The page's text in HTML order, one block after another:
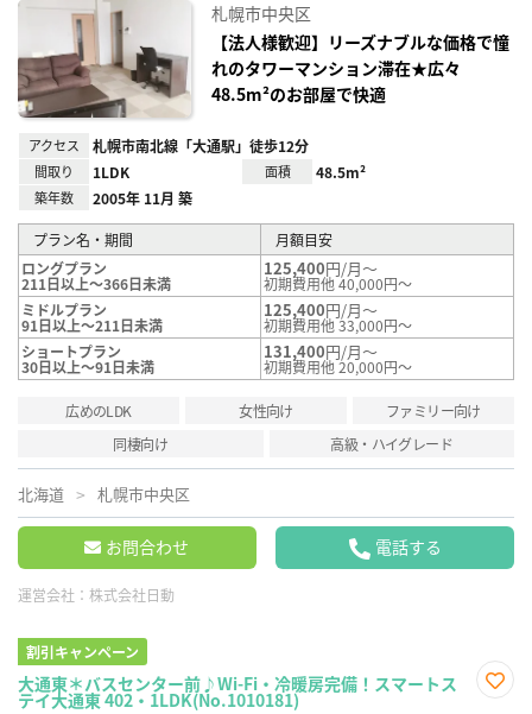
録
札幌市中央区
【法人様歓迎】リーズナブルな価格で憧
れのタワーマンション滞在★広々
48.5m²のお部屋で快適
アクセス 札幌市南北線「大通駅」徒歩12分
間取り 1LDK 面積 48.5m²
築年数 2005年 11月 築
プラン名・期間
月額目安
ロングプラン
211日以上～366日未満
125,400円/月～
初期費用他 40,000円～
ミドルプラン
91日以上～211日未満
125,400円/月～
初期費用他 33,000円～
ショートプラン
30日以上～91日未満
131,400円/月～
初期費用他 20,000円～
広めのLDK 女性向け
ファミリー向け
同棲向け
高級・ハイグレード
北海道 札幌市中央区
お問合わせ 電話する
運営会社： 株式会社日動
割引キャンペーン
大通東＊バスセンター前♪Wi-Fi・冷暖房完備！スマートス
テイ大通東 402・1LDK(No.1010181)